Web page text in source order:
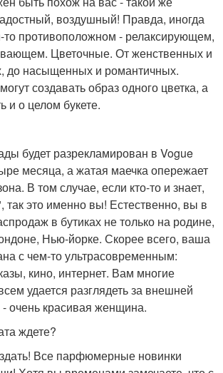
воздушный! Правда, иногда
то противоположном - релаксирующем,
Цветочные. От женственных и
до насыщенных и романтичных.
создавать образ одного цветка, а
и о целом букете.
будет разрекламирован в Vogue
месяца, а жатая маечка опережает
В том случае, если кто-то и знает,
так это именно вы! Естественно, вы в
в бутиках не только на родине,
Нью-йорке. Скорее всего, ваша
с чем-то ультрасовременным:
кино, интернет. Вам многие
удается разглядеть за внешней
очень красивая женщина.
ждете?
Все парфюмерные новинки